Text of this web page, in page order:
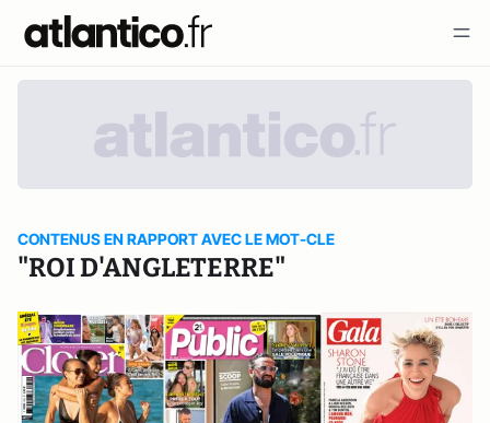
CONTENUS EN RAPPORT AVEC LE MOT-CLE
"ROI D'ANGLETERRE"